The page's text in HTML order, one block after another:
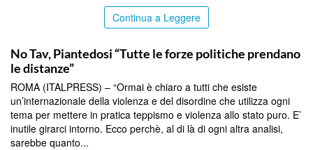
Continua a Leggere
No Tav, Piantedosi “Tutte le forze politiche prendano
le distanze”
ROMA (ITALPRESS) – “Ormai è chiaro a tutti che esiste
un’internazionale della violenza e del disordine che utilizza ogni
tema per mettere in pratica teppismo e violenza allo stato puro. E’
inutile girarci intorno. Ecco perchè, al di là di ogni altra analisi,
sarebbe quanto...